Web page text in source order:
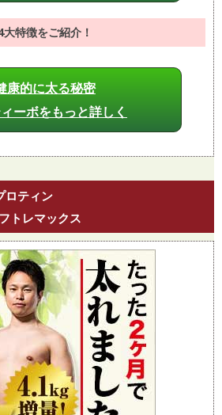
大特徴をご紹介！
康的に太る秘密
ーボをもっと詳しく
ロティン
トレマックス